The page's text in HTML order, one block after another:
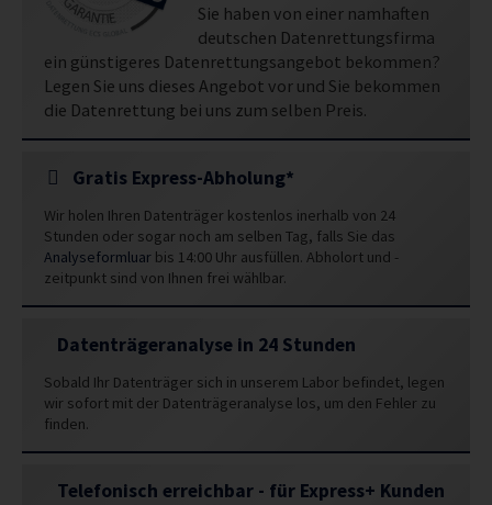
Sie haben von einer namhaften
deutschen Datenrettungsfirma
ein günstigeres Datenrettungsangebot bekommen?
Legen Sie uns dieses Angebot vor und Sie bekommen
die Datenrettung bei uns zum selben Preis.
Gratis Express-Abholung*
Wir holen Ihren Datenträger kostenlos inerhalb von 24
Stunden oder sogar noch am selben Tag, falls Sie das
Analyseformluar bis 14:00 Uhr ausfüllen. Abholort und -
zeitpunkt sind von Ihnen frei wählbar.
Datenträgeranalyse in 24 Stunden
Sobald Ihr Datenträger sich in unserem Labor befindet, legen
wir sofort mit der Datenträgeranalyse los, um den Fehler zu
finden.
Telefonisch erreichbar - für Express+ Kunden